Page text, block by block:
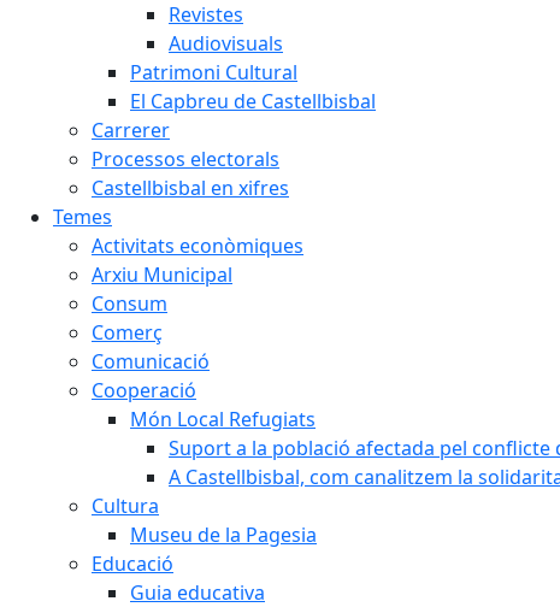
Revistes
Audiovisuals
Patrimoni Cultural
El Capbreu de Castellbisbal
Carrerer
Processos electorals
Castellbisbal en xifres
Temes
Activitats econòmiques
Arxiu Municipal
Consum
Comerç
Comunicació
Cooperació
Món Local Refugiats
Suport a la població afectada pel conflicte
A Castellbisbal, com canalitzem la
Cultura
Museu de la Pagesia
Educació
Guia educativa